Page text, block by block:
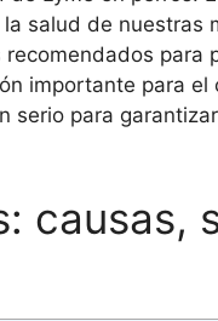
salud de nuestras
para
importante para
serio para
causas,